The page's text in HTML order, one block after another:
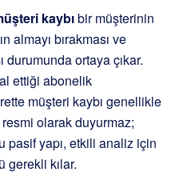
kaybıbir müşterinin
almayı bırakması ve
durumunda ortaya çıkar.
ettiği abonelik
müşteri kaybı genellikle
resmi olarak duyurmaz;
pasif yapı, etkili analiz için
gerekli kılar.